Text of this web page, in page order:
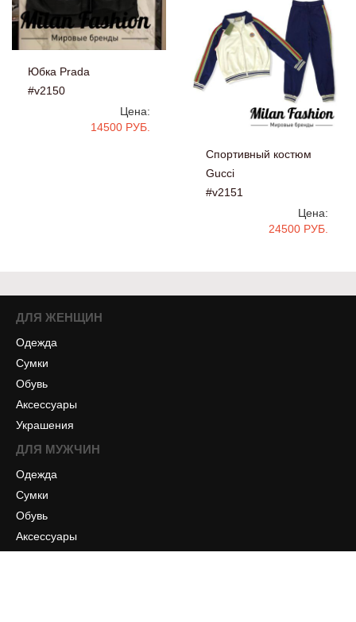
Юбка Prada
#v2150
Цена:
14500 РУБ.
Спортивный костюм
Gucci
#v2151
Цена:
24500 РУБ.
ДЛЯ ЖЕНЩИН
Одежда
Сумки
Обувь
Аксессуары
Украшения
ДЛЯ МУЖЧИН
Одежда
Сумки
Обувь
Аксессуары